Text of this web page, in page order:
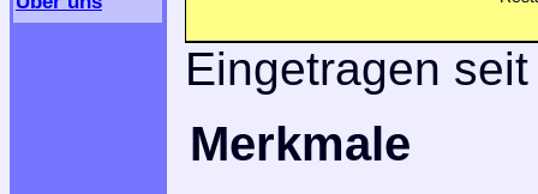
Eingetragen
Merkmale